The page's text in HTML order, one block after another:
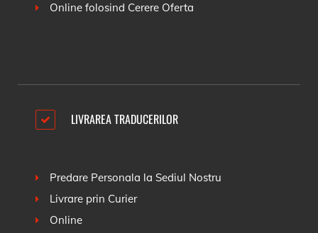
Online folosind Cerere Oferta
LIVRAREA TRADUCERILOR
Predare Personala la Sediul Nostru
Livrare prin Curier
Online